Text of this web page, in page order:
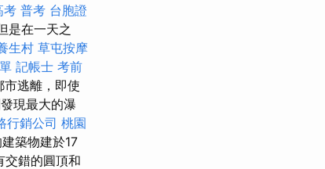
考 普考 台胞證
是在一天之
生村 草屯按摩
記帳士 考前
逃離，即使
現最大的瀑
行銷公司 桃園
築物建於17
交錯的圓頂和